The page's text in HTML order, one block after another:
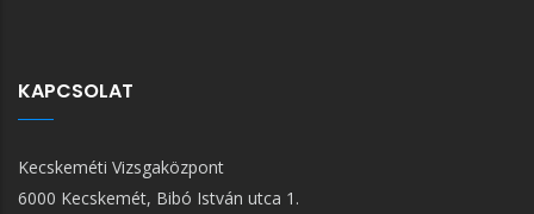
KAPCSOLAT
Kecskeméti Vizsgaközpont
6000 Kecskemét, Bibó István utca 1.